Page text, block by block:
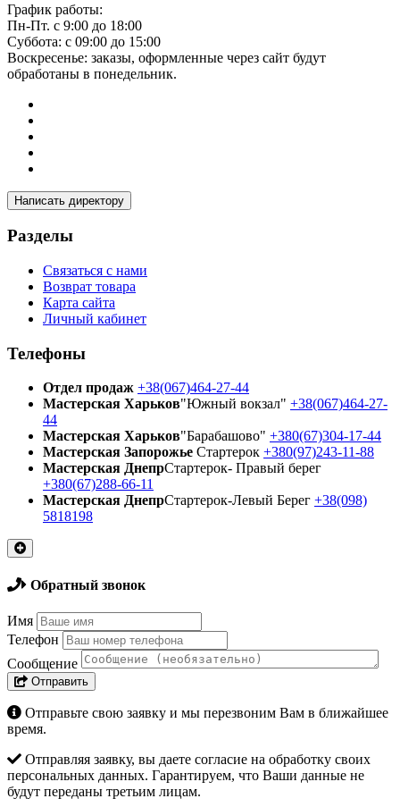
График работы:
Пн-Пт. с 9:00 до 18:00
Суббота: с 09:00 до 15:00
Воскресенье: заказы, оформленные через сайт будут
обработаны в понедельник.
Написать директору
Разделы
Связаться с нами
Возврат товара
Карта сайта
Личный кабинет
Телефоны
Отдел продаж +38(067)464-27-44
Мастерская Харьков"Южный вокзал" +38(067)464-27-
44
Мастерская Харьков"Барабашово" +380(67)304-17-44
Мастерская Запорожье Стартерок +380(97)243-11-88
Мастерская ДнепрСтартерок- Правый берег
+380(67)288-66-11
Мастерская ДнепрСтартерок-Левый Берег +38(098)
5818198
Обратный звонок
Имя
Телефон
Сообщение
Отправить
Отправьте свою заявку и мы перезвоним Вам в ближайшее
время.
Отправляя заявку, вы даете согласие на обработку своих
персональных данных. Гарантируем, что Ваши данные не
будут переданы третьим лицам.